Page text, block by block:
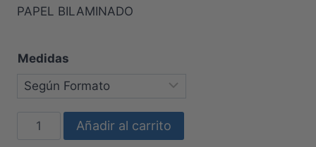
PAPEL BILAMINADO
Medidas
MÁQUINA
SELLADORA
Añadir al carrito